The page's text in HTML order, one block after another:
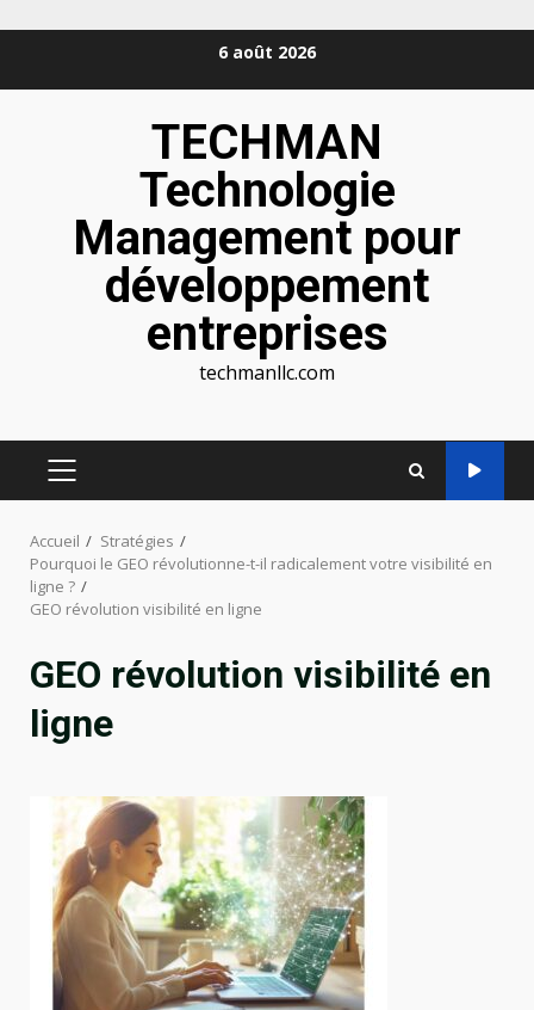
6 août 2026
TECHMAN
Technologie
Management pour
développement
entreprises
techmanllc.com
MENU
Accueil
Stratégies
Pourquoi le GEO révolutionne-t-il radicalement votre visibilité en
ligne ?
GEO révolution visibilité en ligne
GEO révolution visibilité en
ligne